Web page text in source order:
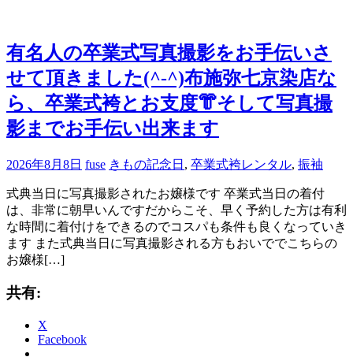
有名人の卒業式写真撮影をお手伝いさ
せて頂きました(^-^)布施弥七京染店な
ら、卒業式袴とお支度👘そして写真撮
影までお手伝い出来ます
2026年8月8日 fuse きもの記念日 , 卒業式袴レンタル, 振袖
式典当日に写真撮影されたお嬢様です 卒業式当日の着付
は、非常に朝早いんですだからこそ、早く予約した方は有利
な時間に着付けをできるのでコスパも条件も良くなっていき
ます また式典当日に写真撮影される方もおいででこちらの
お嬢様[…]
共有:
X
Facebook